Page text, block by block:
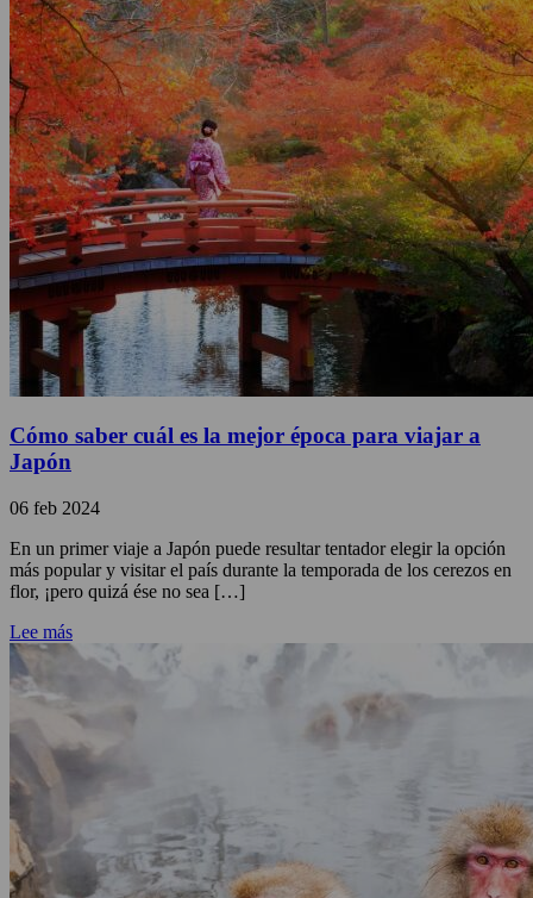
Cómo saber cuál es la mejor época para viajar a
Japón
06 feb 2024
En un primer viaje a Japón puede resultar tentador elegir la opción
más popular y visitar el país durante la temporada de los cerezos en
flor, ¡pero quizá ése no sea […]
Lee más